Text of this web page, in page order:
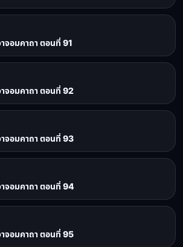
จอมคาถา ตอนที่ 91
จอมคาถา ตอนที่ 92
จอมคาถา ตอนที่ 93
จอมคาถา ตอนที่ 94
จอมคาถา ตอนที่ 95